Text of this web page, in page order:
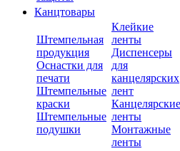
Канцтовары
Штемпельная
продукция
Оснастки для
печати
Штемпельные
краски
Штемпельные
подушки
Клейкие
ленты
Диспенсеры
для
канцелярских
лент
Канцелярские
ленты
Монтажные
ленты